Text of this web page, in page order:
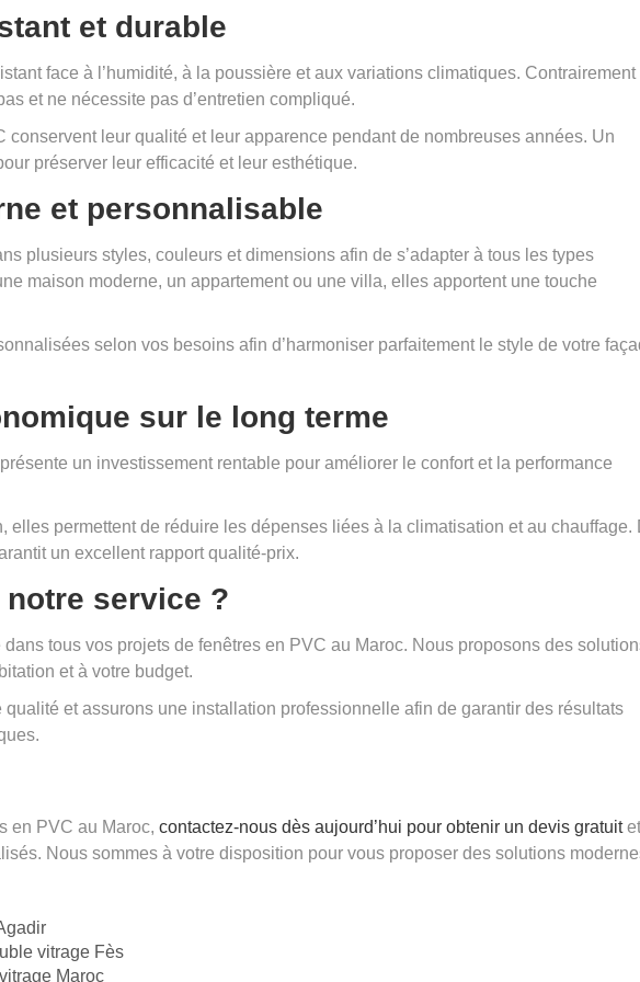
et durable
face à l’humidité, à la poussière et aux variations climatiques. Contrairement
et ne nécessite pas d’entretien compliqué.
conservent leur qualité et leur apparence pendant de nombreuses années. Un
préserver leur efficacité et leur esthétique.
et personnalisable
plusieurs styles, couleurs et dimensions afin de s’adapter à tous les types
maison moderne, un appartement ou une villa, elles apportent une touche
selon vos besoins afin d’harmoniser parfaitement le style de votre
sur le long terme
un investissement rentable pour améliorer le confort et la performance
elles permettent de réduire les dépenses liées à la climatisation et au chauffage.
un excellent rapport qualité-prix.
service ?
tous vos projets de fenêtres en PVC au Maroc. Nous proposons des
et à votre budget.
et assurons une installation professionnelle afin de garantir des résultats
en PVC au Maroc, contactez-nous dès aujourd’hui pour obtenir un devis gratuitet
Nous sommes à votre disposition pour vous proposer des solutions
vitrage Fès
Maroc